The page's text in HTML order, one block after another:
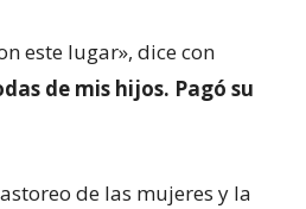
este lugar», dice con
de mis hijos. Pagó su
de las mujeres y la